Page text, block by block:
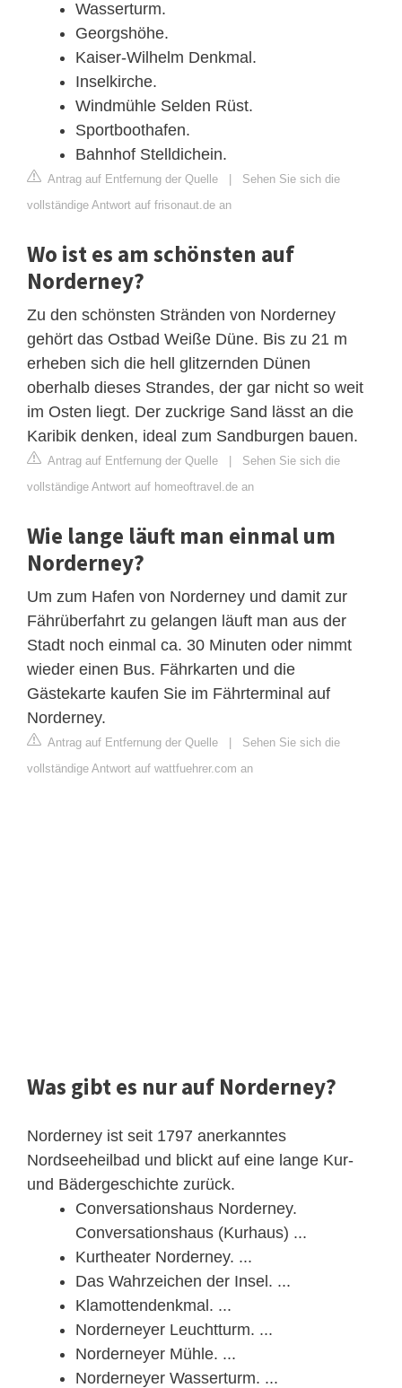
Wasserturm.
Georgshöhe.
Kaiser-Wilhelm Denkmal.
Inselkirche.
Windmühle Selden Rüst.
Sportboothafen.
Bahnhof Stelldichein.
Antrag auf Entfernung der Quelle | Sehen Sie sich die
vollständige Antwort auf frisonaut.de an
Wo ist es am schönsten auf
Norderney?
Zu den schönsten Stränden von Norderney
gehört das Ostbad Weiße Düne. Bis zu 21 m
erheben sich die hell glitzernden Dünen
oberhalb dieses Strandes, der gar nicht so weit
im Osten liegt. Der zuckrige Sand lässt an die
Karibik denken, ideal zum Sandburgen bauen.
Antrag auf Entfernung der Quelle | Sehen Sie sich die
vollständige Antwort auf homeoftravel.de an
Wie lange läuft man einmal um
Norderney?
Um zum Hafen von Norderney und damit zur
Fährüberfahrt zu gelangen läuft man aus der
Stadt noch einmal ca. 30 Minuten oder nimmt
wieder einen Bus. Fährkarten und die
Gästekarte kaufen Sie im Fährterminal auf
Norderney.
Antrag auf Entfernung der Quelle | Sehen Sie sich die
vollständige Antwort auf wattfuehrer.com an
Was gibt es nur auf Norderney?
Norderney ist seit 1797 anerkanntes
Nordseeheilbad und blickt auf eine lange Kur-
und Bädergeschichte zurück.
Conversationshaus Norderney.
Conversationshaus (Kurhaus) ...
Kurtheater Norderney. ...
Das Wahrzeichen der Insel. ...
Klamottendenkmal. ...
Norderneyer Leuchtturm. ...
Norderneyer Mühle. ...
Norderneyer Wasserturm. ...